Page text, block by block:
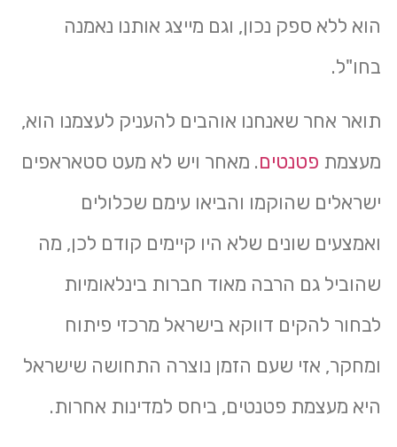
הוא ללא ספק נכון, וגם מייצג אותנו נאמנה
בחו"ל.
תואר אחר שאנחנו אוהבים להעניק לעצמנו הוא,
מעצמתפטנטים. מאחר ויש לא מעט סטאראפים
ישראלים שהוקמו והביאו עימם שכלולים
ואמצעים שונים שלא היו קיימים קודם לכן, מה
שהוביל גם הרבה מאוד חברות בינלאומיות
לבחור להקים דווקא בישראל מרכזי פיתוח
ומחקר, אזי שעם הזמן נוצרה התחושה שישראל
היא מעצמת פטנטים, ביחס למדינות אחרות.